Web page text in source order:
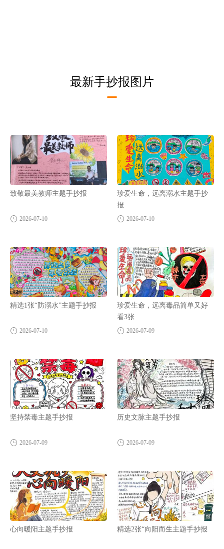
最新手抄报图片
致敬最美教师主题手抄报
2026-07-10
珍爱生命，远离溺水主题手抄
报
2026-07-10
精选1张“防溺水”主题手抄报
2026-07-10
珍爱生命，远离毒品简单又好
看3张
2026-07-09
坚持禁毒主题手抄报
2026-07-09
历史文脉主题手抄报
2026-07-09
心向暖阳主题手抄报 精选2张“向阳而生主题手抄报